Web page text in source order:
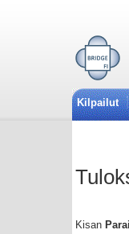
Kilpailut
Kisan